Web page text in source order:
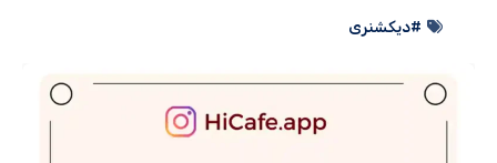
#دیکشنری